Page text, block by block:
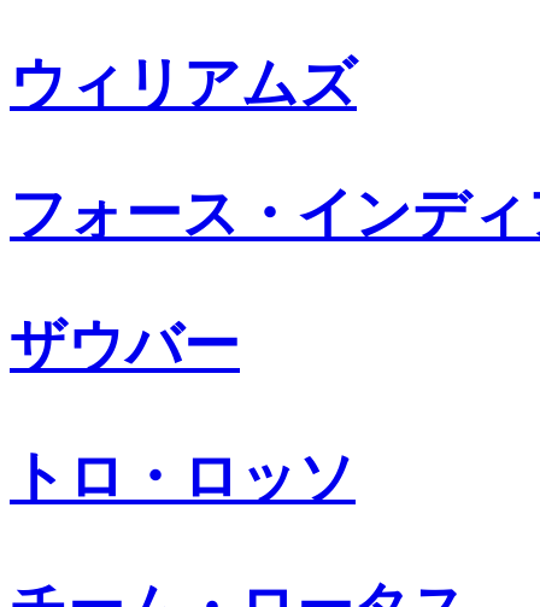
ウィリアムズ
フォース・インデ
ザウバー
トロ・ロッソ